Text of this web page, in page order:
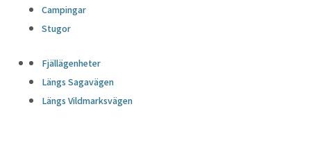
Campingar
Stugor
Fjällägenheter
Längs Sagavägen
Längs Vildmarksvägen